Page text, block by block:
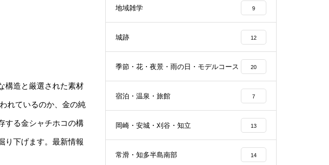
構造と厳選された素材
れているのか、金の純
する金シャチホコの構
り下げます。最新情報
地域雑学 9
城跡 12
季節・花・夜景・雨の日・モデルコース 20
宿泊・温泉・旅館 7
岡崎・安城・刈谷・知立 13
常滑・知多半島南部 14